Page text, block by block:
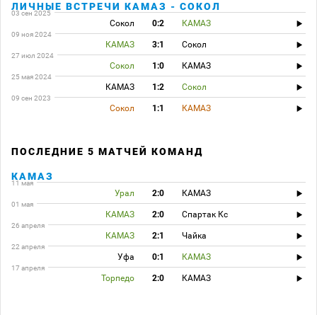
ЛИЧНЫЕ ВСТРЕЧИ КАМАЗ - СОКОЛ
03 сен 2025
Сокол 0:2 КАМАЗ
09 ноя 2024
КАМАЗ 3:1 Сокол
27 июл 2024
Сокол 1:0 КАМАЗ
25 мая 2024
КАМАЗ 1:2 Сокол
09 сен 2023
Сокол 1:1 КАМАЗ
ПОСЛЕДНИЕ 5 МАТЧЕЙ КОМАНД
КАМАЗ
11 мая
Урал 2:0 КАМАЗ
01 мая
КАМАЗ 2:0 Спартак Кс
26 апреля
КАМАЗ 2:1 Чайка
22 апреля
Уфа 0:1 КАМАЗ
17 апреля
Торпедо 2:0 КАМАЗ